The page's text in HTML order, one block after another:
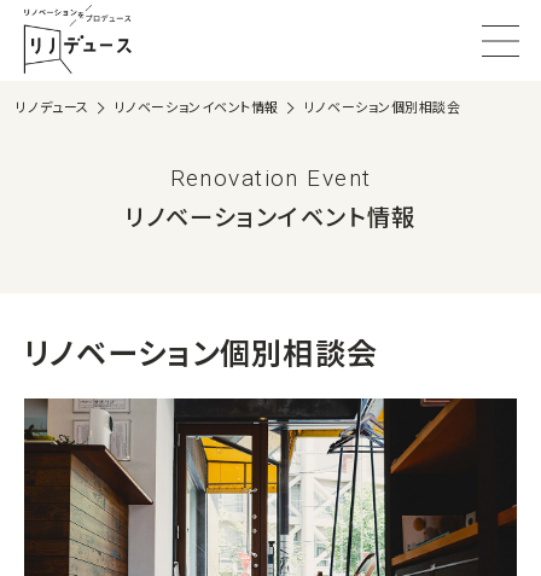
リノデュース リノベーションイベント情報 リノベーション個別相談会
Renovation Event
リノベーションイベント情報
リノベーション個別相談会